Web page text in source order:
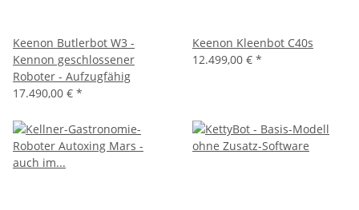
Keenon Butlerbot W3 -
Kennon geschlossener
Roboter - Aufzugfähig
17.490,00 € *
Keenon Kleenbot C40s
12.499,00 € *